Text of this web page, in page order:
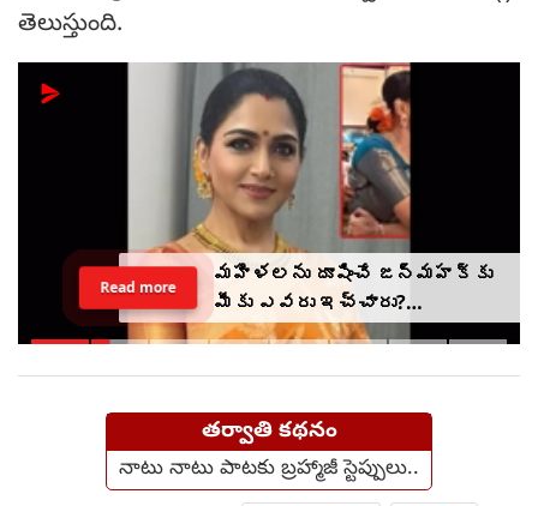
తెలుస్తుంది.
మహిళలను దూషించే జన్మహక్కు
మీకు ఎవరు ఇచ్చారు?
ఉదయనిధికి ఖుష్బూ ప్రశ్న
Read more
తర్వాతి కథనం
నాటు నాటు పాటకు బ్రహ్మాజీ స్టెప్పులు..